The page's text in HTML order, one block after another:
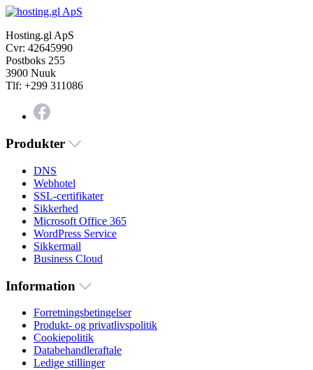
Hosting.gl ApS
Cvr: 42645990
Postboks 255
3900 Nuuk
Tlf: +299 311086
Produkter
DNS
Webhotel
SSL-certifikater
Sikkerhed
Microsoft Office 365
WordPress Service
Sikkermail
Business Cloud
Information
Forretningsbetingelser
Produkt- og privatlivspolitik
Cookiepolitik
Databehandleraftale
Ledige stillinger